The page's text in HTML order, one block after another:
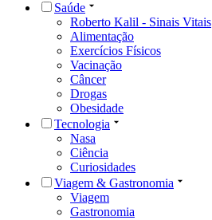
Saúde
Roberto Kalil - Sinais Vitais
Alimentação
Exercícios Físicos
Vacinação
Câncer
Drogas
Obesidade
Tecnologia
Nasa
Ciência
Curiosidades
Viagem & Gastronomia
Viagem
Gastronomia